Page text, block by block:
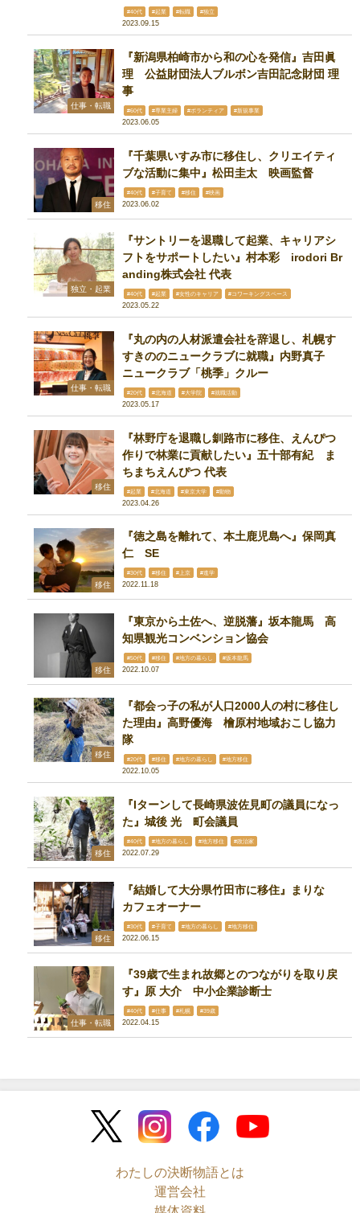
#40代 #起業 #転職 #独立
2023.09.15
仕事・転職
『新潟県柏崎市から和の心を発信』吉田眞
理 公益財団法人ブルボン吉田記念財団 理
事
#60代 #専業主婦 #ボランティア #新規事業
2023.06.05
移住
『千葉県いすみ市に移住し、クリエイティ
ブな活動に集中』松田圭太 映画監督
#40代 #子育て #移住 #映画
2023.06.02
独立・起業
『サントリーを退職して起業、キャリアシ
フトをサポートしたい』村本彩 irodori Br
anding株式会社 代表
#40代 #起業 #女性のキャリア #コワーキングスペース
2023.05.22
仕事・転職
『丸の内の人材派遣会社を辞退し、札幌す
すきののニュークラブに就職』内野真子
ニュークラブ「桃季」クルー
#20代 #北海道 #大学院 #就職活動
2023.05.17
移住
『林野庁を退職し釧路市に移住、えんぴつ
作りで林業に貢献したい』五十部有紀 ま
ちまちえんぴつ 代表
#起業 #北海道 #東京大学 #動物
2023.04.26
移住
『徳之島を離れて、本土鹿児島へ』保岡真
仁 SE
#30代 #移住 #上京 #進学
2022.11.18
移住
『東京から土佐へ、逆脱藩』坂本龍馬 高
知県観光コンベンション協会
#50代 #移住 #地方の暮らし #坂本龍馬
2022.10.07
移住
『都会っ子の私が人口2000人の村に移住し
た理由』高野優海 檜原村地域おこし協力
隊
#20代 #移住 #地方の暮らし #地方移住
2022.10.05
移住
『Iターンして長崎県波佐見町の議員になっ
た』城後 光 町会議員
#40代 #地方の暮らし #地方移住 #政治家
2022.07.29
移住
『結婚して大分県竹田市に移住』まりな
カフェオーナー
#30代 #子育て #地方の暮らし #地方移住
2022.06.15
仕事・転職
『39歳で生まれ故郷とのつながりを取り戻
す』原 大介 中小企業診断士
#40代 #仕事 #札幌 #39歳
2022.04.15
わたしの決断物語とは
運営会社